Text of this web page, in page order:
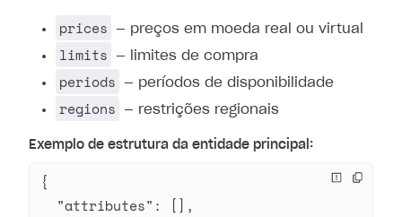
prices — preços em moeda real ou virtual
limits — limites de compra
periods — períodos de disponibilidade
regions — restrições regionais
Exemplo de estrutura da entidade principal:
{
  "attributes"
: [],